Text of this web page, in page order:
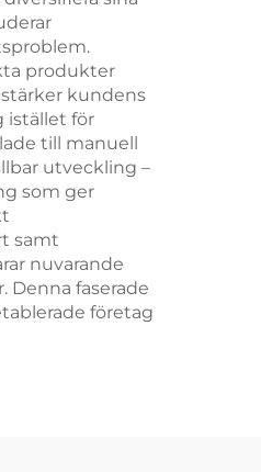
produkter
kundens
istället för
till manuell
utveckling –
som ger
samt
nuvarande
faserade
företag